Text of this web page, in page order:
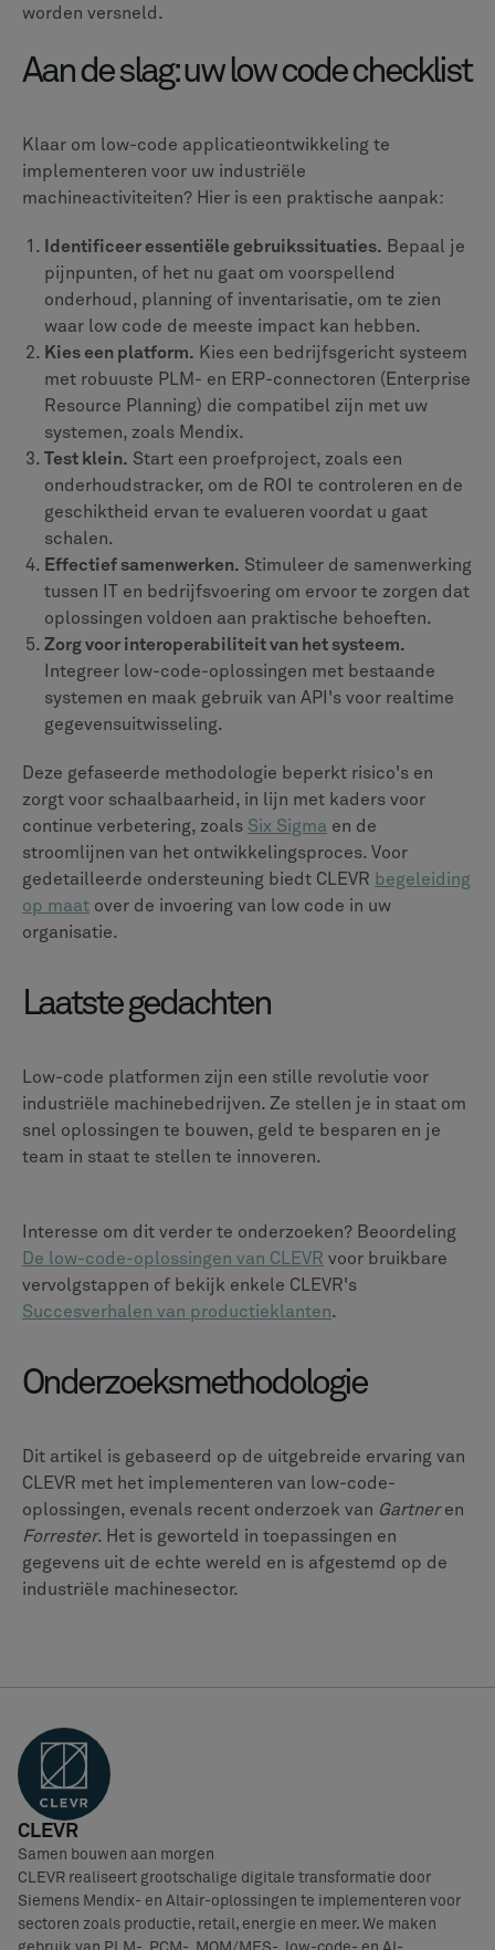
worden versneld.
Aan de slag: uw low code checklist
Klaar om low-code applicatieontwikkeling te
implementeren voor uw industriële
machineactiviteiten? Hier is een praktische aanpak:
Identificeer essentiële gebruikssituaties. Bepaal je
pijnpunten, of het nu gaat om voorspellend
onderhoud, planning of inventarisatie, om te zien
waar low code de meeste impact kan hebben.
Kies een platform. Kies een bedrijfsgericht systeem
met robuuste PLM- en ERP-connectoren (Enterprise
Resource Planning) die compatibel zijn met uw
systemen, zoals Mendix.
Test klein. Start een proefproject, zoals een
onderhoudstracker, om de ROI te controleren en de
geschiktheid ervan te evalueren voordat u gaat
schalen.
Effectief samenwerken. Stimuleer de samenwerking
tussen IT en bedrijfsvoering om ervoor te zorgen dat
oplossingen voldoen aan praktische behoeften.
Zorg voor interoperabiliteit van het systeem.
Integreer low-code-oplossingen met bestaande
systemen en maak gebruik van API's voor realtime
gegevensuitwisseling.
Deze gefaseerde methodologie beperkt risico's en
zorgt voor schaalbaarheid, in lijn met kaders voor
continue verbetering, zoals Six Sigma en de
stroomlijnen van het ontwikkelingsproces. Voor
gedetailleerde ondersteuning biedt CLEVR begeleiding
op maat over de invoering van low code in uw
organisatie.
Laatste gedachten
Low-code platformen zijn een stille revolutie voor
industriële machinebedrijven. Ze stellen je in staat om
snel oplossingen te bouwen, geld te besparen en je
team in staat te stellen te innoveren.
Interesse om dit verder te onderzoeken? Beoordeling
De low-code-oplossingen van CLEVR voor bruikbare
vervolgstappen of bekijk enkele CLEVR's
Succesverhalen van productieklanten.
Onderzoeksmethodologie
Dit artikel is gebaseerd op de uitgebreide ervaring van
CLEVR met het implementeren van low-code-
oplossingen, evenals recent onderzoek van Gartneren
Forrester. Het is geworteld in toepassingen en
gegevens uit de echte wereld en is afgestemd op de
industriële machinesector.
CLEVR
Samen bouwen aan morgen
CLEVR realiseert grootschalige digitale transformatie door
Siemens Mendix- en Altair-oplossingen te implementeren voor
sectoren zoals productie, retail, energie en meer. We maken